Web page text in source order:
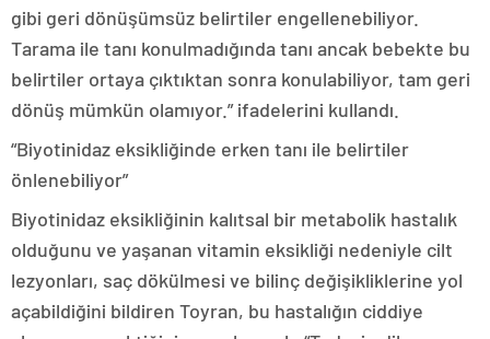
gibi geri dönüşümsüz belirtiler engellenebiliyor.
Tarama ile tanı konulmadığında tanı ancak bebekte bu
belirtiler ortaya çıktıktan sonra konulabiliyor, tam geri
dönüş mümkün olamıyor.” ifadelerini kullandı.
“Biyotinidaz eksikliğinde erken tanı ile belirtiler
önlenebiliyor”
Biyotinidaz eksikliğinin kalıtsal bir metabolik hastalık
olduğunu ve yaşanan vitamin eksikliği nedeniyle cilt
lezyonları, saç dökülmesi ve bilinç değişikliklerine yol
açabildiğini bildiren Toyran, bu hastalığın ciddiye